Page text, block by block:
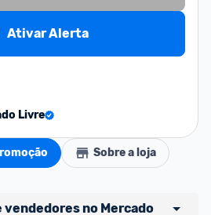
Ativar Alerta
Livre
Sobre a loja
no Mercado